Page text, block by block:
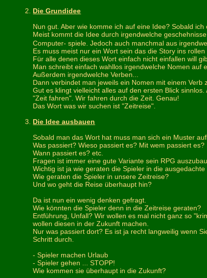
Die Grundidee
Nun gut. Aber wie komme ich auf eine Idee? Sobald
Meist kommt die Idee durch irgendwelche
Computer- spiele. Jedoch auch manchmal aus
Es muss meist nur ein Wort sein das die Story ins rollen
Für alle denen dieses Wort einfach nicht einfallen will
Man schreibt einfach wahllos irgendwelche Nomen auf
Außerdem irgendwelche Verben...
Dann verbindet man jeweils ein Nomen mit einem
Gut es klingt vielleicht alles auf den ersten Blick
"Zeit fahren". Wir fahren durch die Zeit. Genau!
Das Wort was wir suchen ist "Zeitreise".
Die Idee ausbauen
Sobald man das Wort hat muss man sich ein Muster
Was passiert? Wieso passiert es? Mit wem passiert es?
Wann passiert es? etc.
Fragen ist immer eine gute Variante sein RPG
Wichtig ist ja wie geraten die Spieler in die ausgedachte
Wie geraten die Spieler in unsere Zeitreise?
Und wo geht die Reise überhaupt hin?
Da ist nun ein wenig denken gefragt.
Wie könnten die Spieler denn in die Zeitreise geraten?
Entführung, Unfall? Wir wollen es mal nicht ganz so
wollen diesen in der Zukunft machen.
Nur was passiert dort? Es ist ja recht langweilig wenn
Schritt durch.
- Spieler machen Urlaub
- Spieler gehen ... STOPP!
Wie kommen sie überhaupt in die Zukunft?